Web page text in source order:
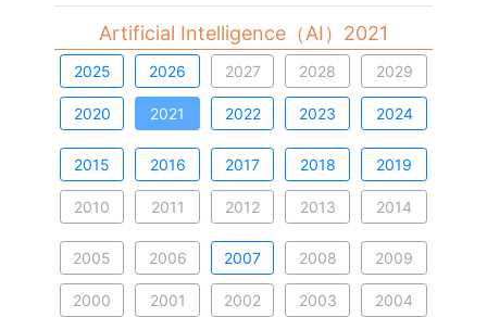
Artificial Intelligence（AI）2021
2025 2026 2027 2028 2029
2020 2021 2022 2023 2024
2015 2016 2017 2018 2019
2010 2011 2012 2013 2014
2005 2006 2007 2008 2009
2000 2001 2002 2003 2004